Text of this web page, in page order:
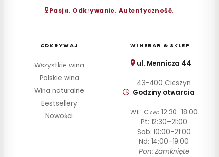
Pasja. Odkrywanie. Autentyczność.
ODKRYWAJ
Wszystkie wina
Polskie wina
Wina naturalne
Bestsellery
Nowości
WINEBAR & SKLEP
ul. Mennicza 44
43-400 Cieszyn
Godziny otwarcia
Wt–Czw: 12:30–18:00
Pt: 12:30–21:00
Sob: 10:00–21:00
Nd: 14:00–19:00
Pon: Zamknięte